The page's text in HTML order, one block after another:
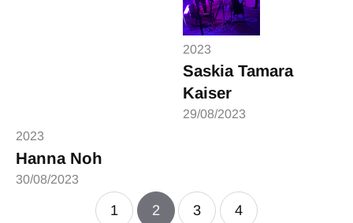
2023
Hanna Noh
30/08/2023
2023
Saskia Tamara
Kaiser
29/08/2023
1 2 3 4